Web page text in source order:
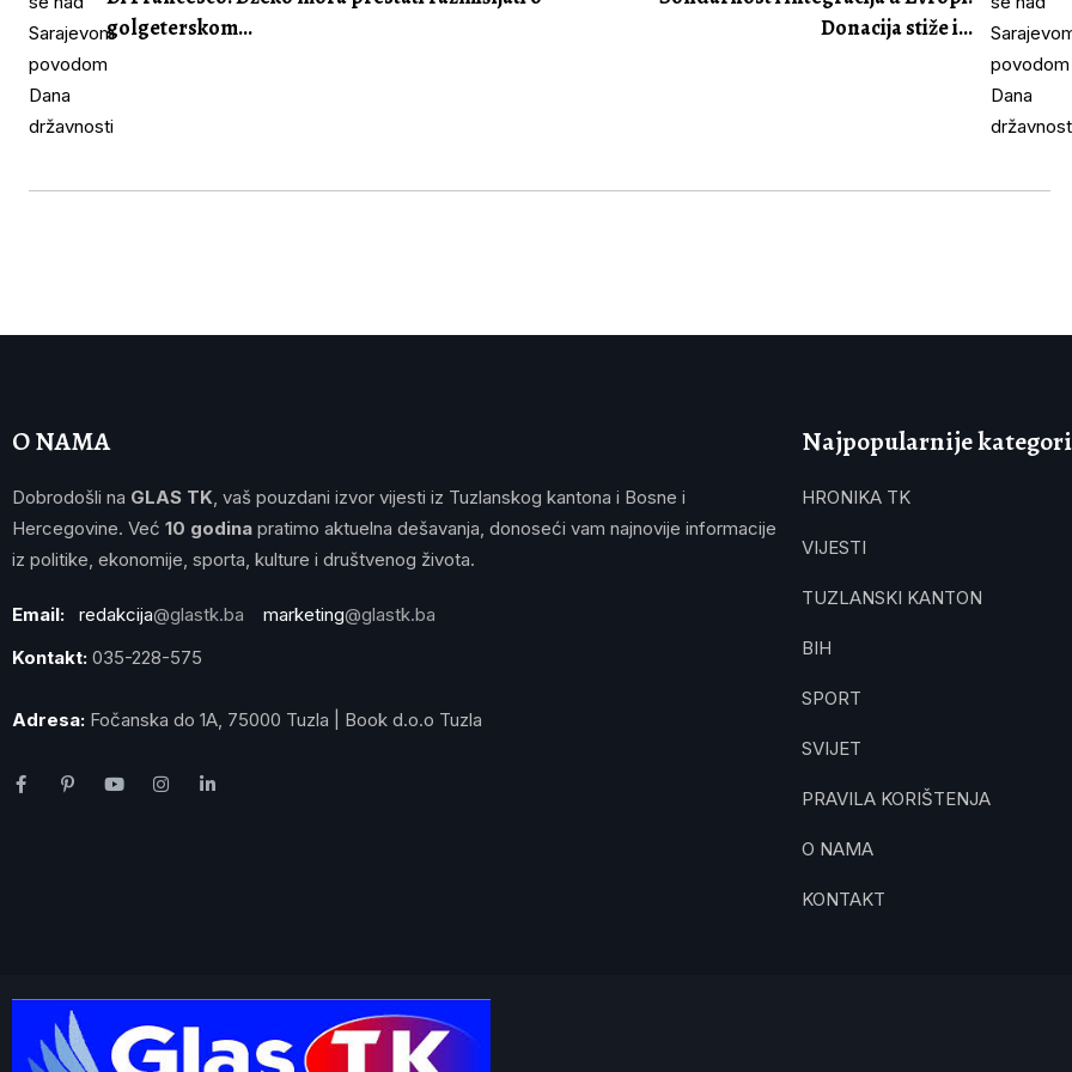
golgeterskom...
Donacija stiže i...
O NAMA
Dobrodošli na GLAS TK, vaš pouzdani izvor vijesti iz Tuzlanskog kantona i Bosne i
Hercegovine. Već 10 godina pratimo aktuelna dešavanja, donoseći vam najnovije informacije
iz politike, ekonomije, sporta, kulture i društvenog života.
Email: redakcija@glastk.ba marketing@glastk.ba
Kontakt: 035-228-575
Adresa: Fočanska do 1A, 75000 Tuzla | Book d.o.o Tuzla
Najpopularnije
HRONIKA TK
VIJESTI
TUZLANSKI KANTON
BIH
SPORT
SVIJET
PRAVILA KORIŠTENJA
O NAMA
KONTAKT